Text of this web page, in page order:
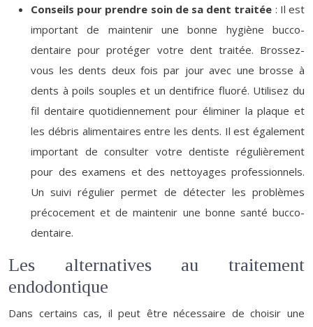
Conseils pour prendre soin de sa dent traitée : Il est
important de maintenir une bonne hygiène bucco-
dentaire pour protéger votre dent traitée. Brossez-
vous les dents deux fois par jour avec une brosse à
dents à poils souples et un dentifrice fluoré. Utilisez du
fil dentaire quotidiennement pour éliminer la plaque et
les débris alimentaires entre les dents. Il est également
important de consulter votre dentiste régulièrement
pour des examens et des nettoyages professionnels.
Un suivi régulier permet de détecter les problèmes
précocement et de maintenir une bonne santé bucco-
dentaire.
Les alternatives au traitement
endodontique
Dans certains cas, il peut être nécessaire de choisir une